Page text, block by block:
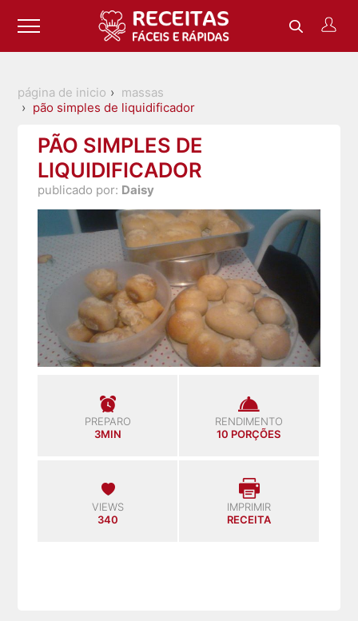
página de inicio
massas
pão simples de liquidificador
PÃO SIMPLES DE
LIQUIDIFICADOR
publicado por: Daisy
PREPARO
3MIN
RENDIMENTO
10 PORÇÕES
VIEWS
340
IMPRIMIR
RECEITA